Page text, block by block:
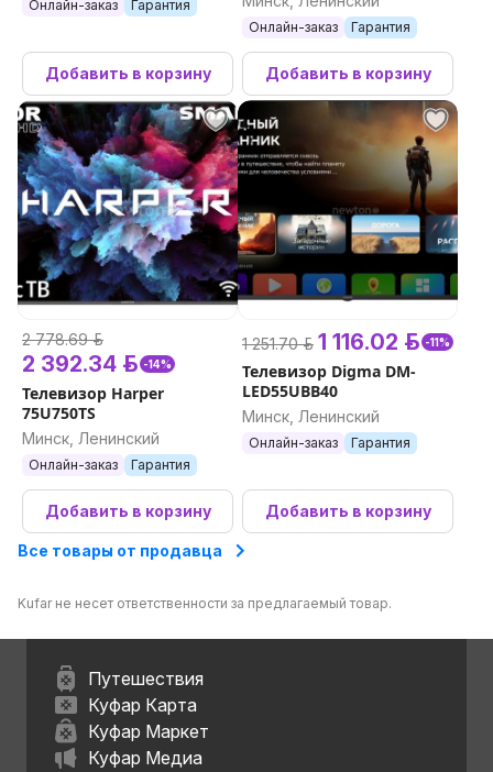
Онлайн-заказ Гарантия
Добавить в корзину
Онлайн-заказ Гарантия
Добавить в корзину
2 778.69 р.
2 392.34 р. -14%
Телевизор Harper
75U750TS
Минск, Ленинский
Онлайн-заказ Гарантия
Добавить в корзину
1 251.70 р. 1 116.02 р. -11%
Телевизор Digma DM-
LED55UBB40
Минск, Ленинский
Онлайн-заказ Гарантия
Добавить в корзину
Все товары от продавца
Kufar не несет ответственности за предлагаемый товар.
Путешествия
Куфар Карта
Куфар Маркет
Куфар Медиа